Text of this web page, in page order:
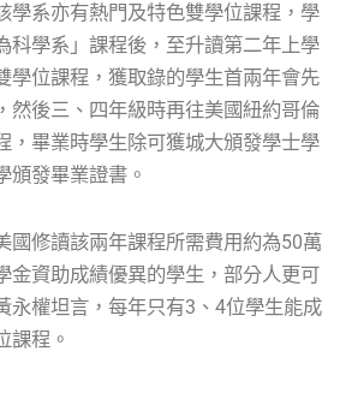
學系亦有熱門及特色雙學位課程，學
科學系」課程後，至升讀第二年上學
學位課程，獲取錄的學生首兩年會先
然後三、四年級時再往美國紐約哥倫
，畢業時學生除可獲城大頒發學士學
頒發畢業證書。
國修讀該兩年課程所需費用約為50萬
金資助成績優異的學生，部分人更可
永權坦言，每年只有3、4位學生能成
課程。